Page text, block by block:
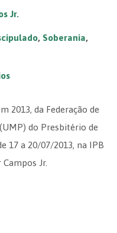
Jr.
, Soberania,
2013, da Federação de
do Presbitério de
17 a 20/07/2013, na IPB
Jr.